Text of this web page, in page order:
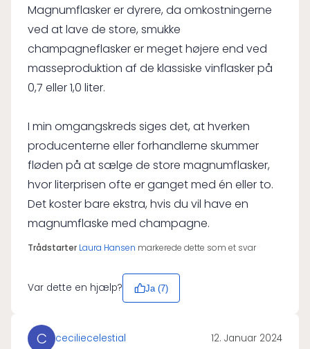
Magnumflasker er dyrere, da omkostningerne
ved at lave de store, smukke
champagneflasker er meget højere end ved
masseproduktion af de klassiske vinflasker på
0,7 eller 1,0 liter.
I min omgangskreds siges det, at hverken
producenterne eller forhandlerne skummer
fløden på at sælge de store magnumflasker,
hvor literprisen ofte er ganget med én eller to.
Det koster bare ekstra, hvis du vil have en
magnumflaske med champagne.
Trådstarter Laura Hansen markerede dette som et svar
Var dette en hjælp? Ja (7)
C ceciliecelestial 12. Januar 2024